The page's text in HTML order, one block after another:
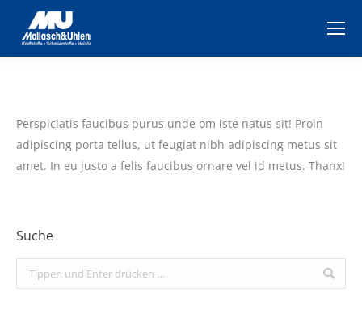
Perspiciatis faucibus purus unde om iste natus sit! Proin
adipiscing porta tellus, ut feugiat nibh adipiscing metus sit
amet. In eu justo a felis faucibus ornare vel id metus. Thanx!
Suche
Search: